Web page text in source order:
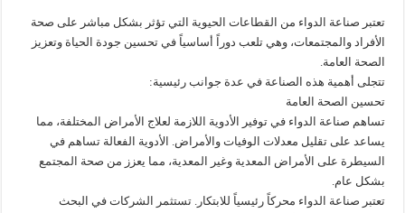
المؤسسة الدبلوماسية تستضيف إدريس لشكر في الملتقى الدبلوماسي الـ154
سلطات العرائش تطلق حملة إنسانية واسعة للتكفل بالأشخاص بدون مأوى
تعتبر صناعة الدواء من القطاعات الحيوية التي تؤثر بشكل مباشر على صحة
الأفراد والمجتمعات، وهي تلعب دوراً أساسياً في تحسين جودة الحياة وتعزيز
الصحة العامة.
تتجلى أهمية هذه الصناعة في عدة جوانب رئيسية:
تحسين الصحة العامة
تساهم صناعة الدواء في توفير الأدوية اللازمة لعلاج الأمراض المختلفة، مما
يساعد على تقليل معدلات الوفيات والأمراض. الأدوية الفعالة تساهم في
السيطرة على الأمراض المعدية وغير المعدية، مما يعزز من صحة المجتمع
بشكل عام.
تعتبر صناعة الدواء محركاً رئيسياً للابتكار. تستثمر الشركات في البحث